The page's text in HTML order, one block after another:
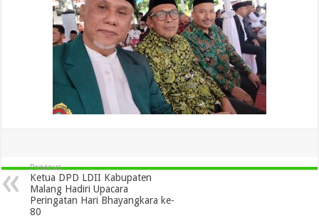
Previous
Ketua DPD LDII Kabupaten
Malang Hadiri Upacara
Peringatan Hari Bhayangkara ke-
80